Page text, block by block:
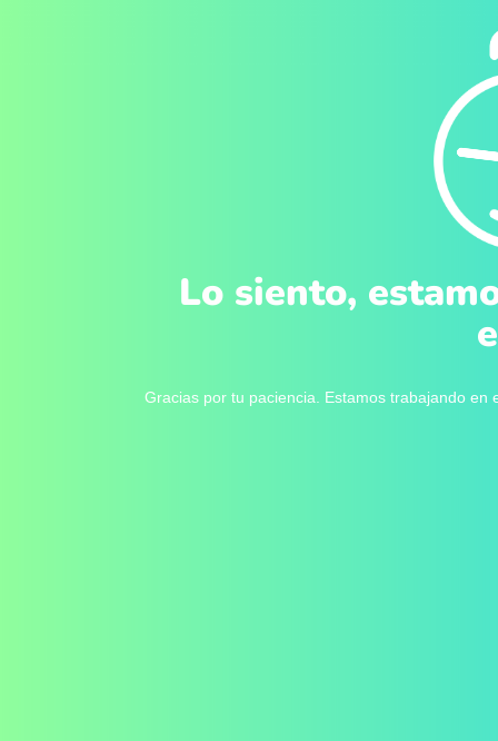
Lo siento,
Gracias por tu paciencia. Estamos trabajando en